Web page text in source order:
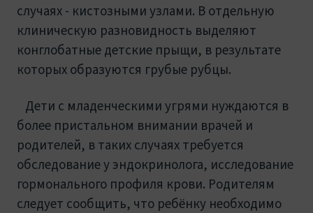
случаях - кистозными узлами. В отдельную
клиническую разновидность выделяют
конглобатные детские прыщи, в результате
которых образуются грубые рубцы.
Дети с младенческими угрями нуждаются в
более пристальном внимании врачей и
родителей, в таких случаях требуется
обследование у эндокринолога, исследование
гормонального профиля крови. Родителям
следует сообщить, что ребёнку необходимо